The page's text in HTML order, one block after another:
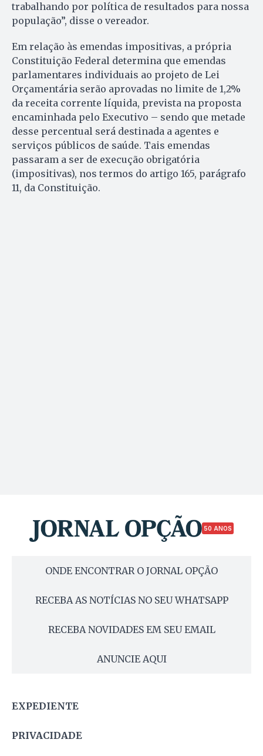
trabalhando por política de resultados para nossa
população”, disse o vereador.
Em relação às emendas impositivas, a própria
Constituição Federal determina que emendas
parlamentares individuais ao projeto de Lei
Orçamentária serão aprovadas no limite de 1,2%
da receita corrente líquida, prevista na proposta
encaminhada pelo Executivo – sendo que metade
desse percentual será destinada a agentes e
serviços públicos de saúde. Tais emendas
passaram a ser de execução obrigatória
(impositivas), nos termos do artigo 165, parágrafo
11, da Constituição.
50 ANOS
ONDE ENCONTRAR O JORNAL OPÇÃO
RECEBA AS NOTÍCIAS NO SEU WHATSAPP
RECEBA NOVIDADES EM SEU EMAIL
ANUNCIE AQUI
EXPEDIENTE
PRIVACIDADE